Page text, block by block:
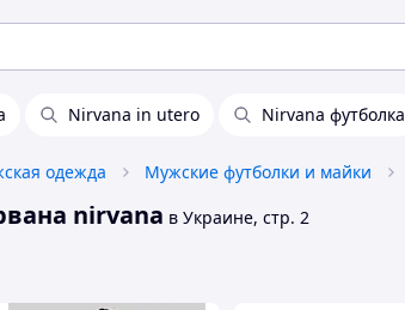
Nirvana in utero Nirvana футболка
одежда Мужские футболки и майки
nirvana в Украине, стр. 2